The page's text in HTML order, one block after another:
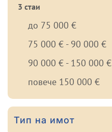
3 стаи
до 75 000 €
75 000 € - 90 000 €
90 000 € - 150 000 €
повече 150 000 €
Тип на имот